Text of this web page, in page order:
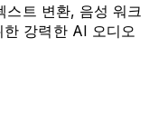
트 변환, 음성 워크
강력한 AI 오디오